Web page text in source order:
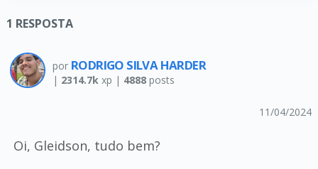
1 RESPOSTA
por RODRIGO SILVA HARDER
| 2314.7kxp | 4888posts
11/04/2024
Oi, Gleidson, tudo bem?